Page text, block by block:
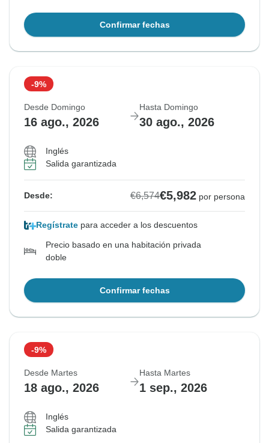
Confirmar fechas
-9%
Desde Domingo
16 ago., 2026
Hasta Domingo
30 ago., 2026
Inglés
Salida garantizada
Desde: €6,574€5,982 por persona
Regístrate para acceder a los descuentos
Precio basado en una habitación privada
doble
Confirmar fechas
-9%
Desde Martes
18 ago., 2026
Hasta Martes
1 sep., 2026
Inglés
Salida garantizada